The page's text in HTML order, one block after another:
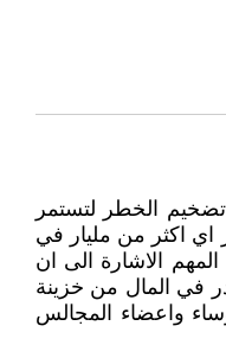
الخطر لتستمر
اي اكثر من مليار في
الاشارة الى ان
في المال من خزينة
واعضاء المجالس